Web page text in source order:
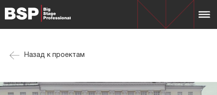
Назад к проектам